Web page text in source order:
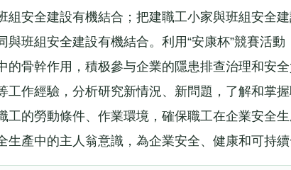
組安全建設有機結合；把建職工小家與班組安全
與班組安全建設有機結合。利用“安康杯”競賽活
的骨幹作用，積极參与企業的隱患排查治理和安
工作經驗，分析研究新情況、新問題，了解和掌
工的勞動條件、作業環境，確保職工在企業安全
生產中的主人翁意識，為企業安全、健康和可持續